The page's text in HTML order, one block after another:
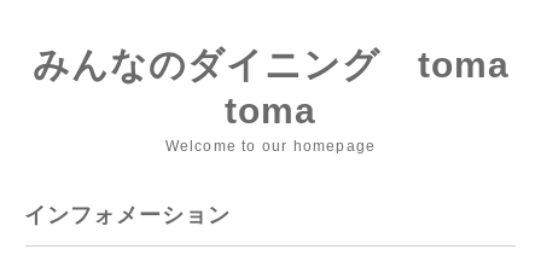
みんなのダイニング toma
toma
Welcome to our homepage
インフォメーション